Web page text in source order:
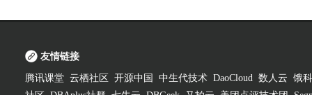
友情链接
腾讯课堂 云栖社区 开源中国 中生代技术 DaoCloud 数人云 饿